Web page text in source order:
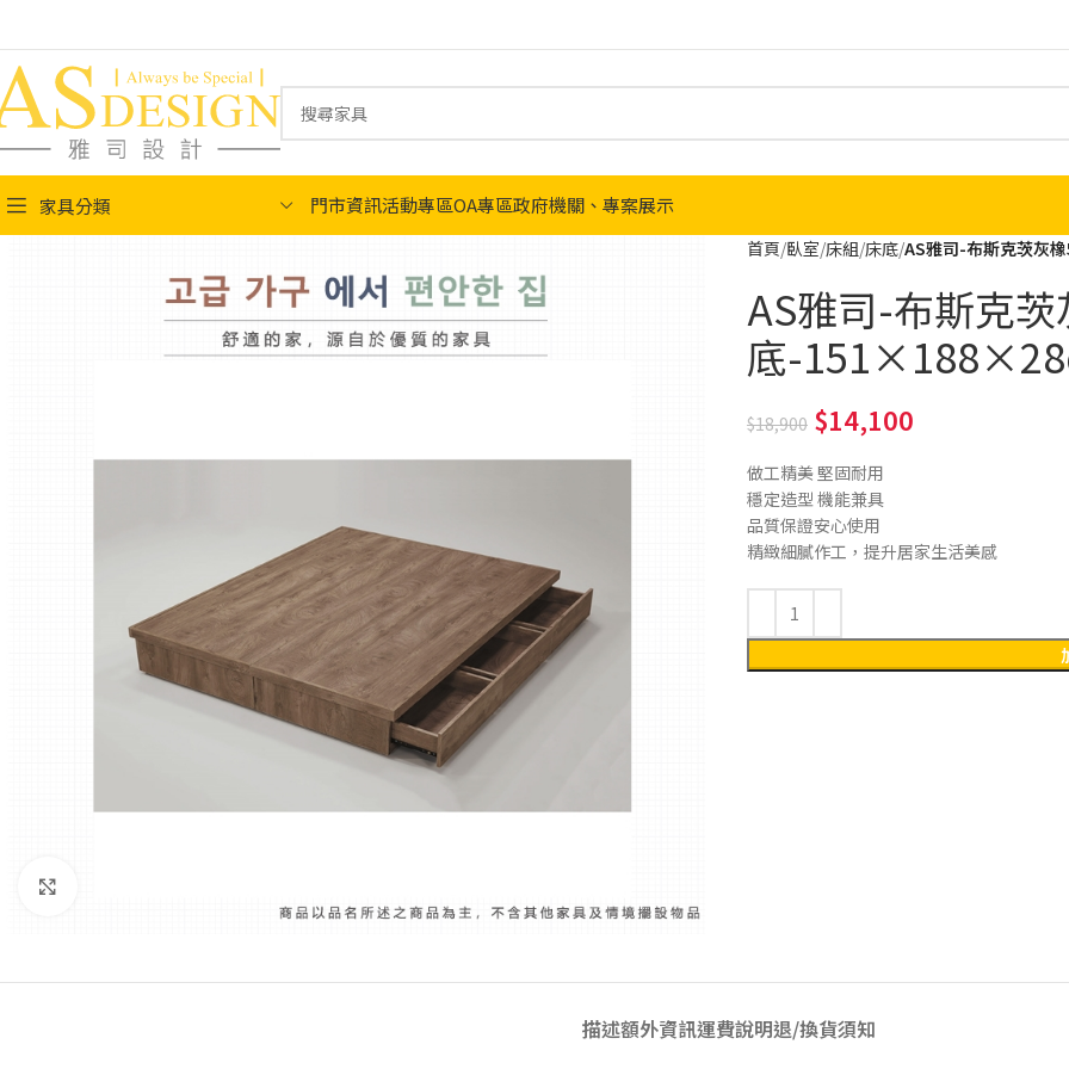
家具分類 門市資訊活動專區OA專區政府機關、專案展示
首頁 臥室 床組 床底 AS雅司-布斯克茨灰
AS雅司-布斯克
底-
18,900 14,100
做工精美 堅固耐用
穩定造型 機能兼具
品質保證安心使用
精緻細膩作工，提升居家生活美感
描述額外資訊運費說明退/換貨須知